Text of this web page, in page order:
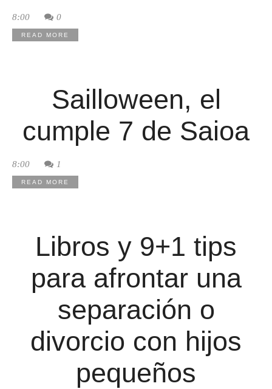
8:00 0
READ MORE
Sailloween, el
cumple 7 de Saioa
8:00 1
READ MORE
Libros y 9+1 tips
para afrontar una
separación o
divorcio con hijos
pequeños